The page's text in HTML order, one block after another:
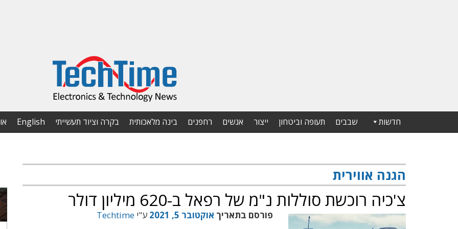
חדשות שבבים תעופה וביטחון ייצור אנשים רחפנים בינה מלאכותית בקרה וציוד תעשייתי English
הגנה אווירית
צ'כיה רוכשת סוללות נ"מ של רפאל ב-620 מיליון דולר
פורסם בתאריך אוקטובר 5, 2021 ע"י Techtime